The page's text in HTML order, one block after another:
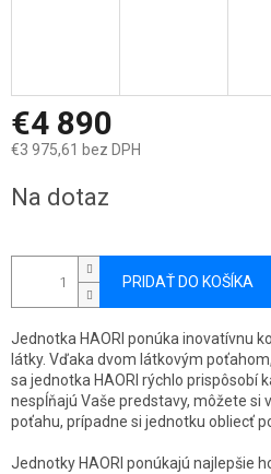
€4 890
€3 975,61 bez DPH
cena:
Na dotaz
PRIDAŤ DO KOŠÍKA
Jednotka HAORI ponúka inovatívnu
látky. Vďaka dvom látkovým
sa jednotka HAORI rýchlo prispôsobí
nespĺňajú Vaše predstavy, môžete si
poťahu, prípadne si jednotku obliecť
Jednotky HAORI ponúkajú najlepšie